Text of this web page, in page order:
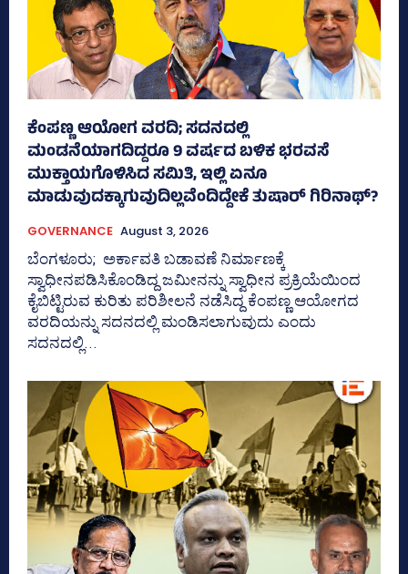
ಕೆಂಪಣ್ಣ ಆಯೋಗ ವರದಿ; ಸದನದಲ್ಲಿ
ಮಂಡನೆಯಾಗದಿದ್ದರೂ 9 ವರ್ಷದ ಬಳಿಕ ಭರವಸೆ
ಮುಕ್ತಾಯಗೊಳಿಸಿದ ಸಮಿತಿ, ಇಲ್ಲಿ ಏನೂ
ಮಾಡುವುದಕ್ಕಾಗುವುದಿಲ್ಲವೆಂದಿದ್ದೇಕೆ ತುಷಾರ್ ಗಿರಿನಾಥ್?
GOVERNANCE August 3, 2026
ಬೆಂಗಳೂರು; ಅರ್ಕಾವತಿ ಬಡಾವಣೆ ನಿರ್ಮಾಣಕ್ಕೆ
ಸ್ವಾಧೀನಪಡಿಸಿಕೊಂಡಿದ್ದ ಜಮೀನನ್ನು ಸ್ವಾಧೀನ ಪ್ರಕ್ರಿಯೆಯಿಂದ
ಕೈಬಿಟ್ಟಿರುವ ಕುರಿತು ಪರಿಶೀಲನೆ ನಡೆಸಿದ್ದ ಕೆಂಪಣ್ಣ ಆಯೋಗದ
ವರದಿಯನ್ನು ಸದನದಲ್ಲಿ ಮಂಡಿಸಲಾಗುವುದು ಎಂದು
ಸದನದಲ್ಲಿ...